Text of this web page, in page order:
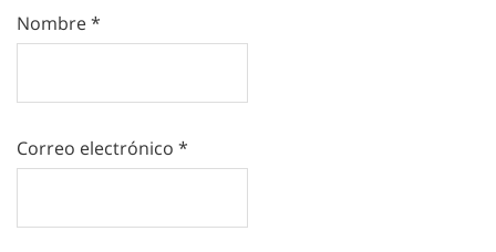
Nombre*
Correo electrónico *